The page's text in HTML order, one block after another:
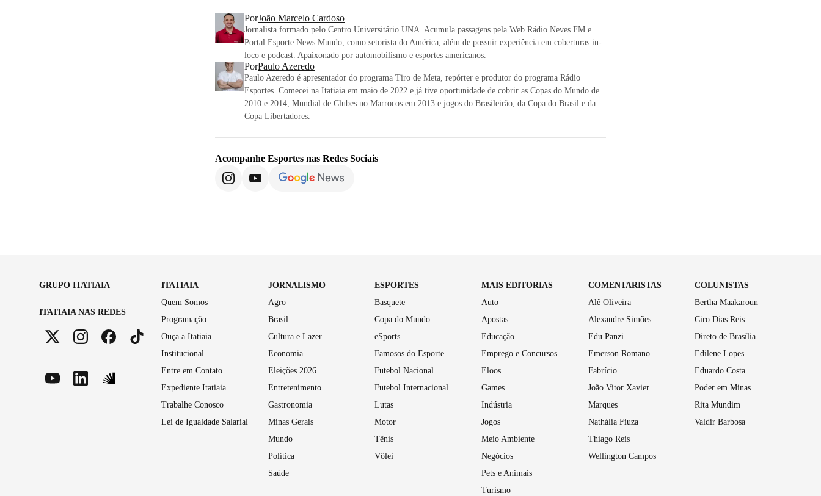
PorJoão Marcelo Cardoso
Jornalista formado pelo Centro Universitário UNA. Acumula passagens pela Web Rádio Neves FM e
Portal Esporte News Mundo, como setorista do América, além de possuir experiência em coberturas in-
loco e podcast. Apaixonado por automobilismo e esportes americanos.
PorPaulo Azeredo
Paulo Azeredo é apresentador do programa Tiro de Meta, repórter e produtor do programa Rádio
Esportes. Comecei na Itatiaia em maio de 2022 e já tive oportunidade de cobrir as Copas do Mundo de
2010 e 2014, Mundial de Clubes no Marrocos em 2013 e jogos do Brasileirão, da Copa do Brasil e da
Copa Libertadores.
Acompanhe Esportes nas Redes Sociais
GRUPO ITATIAIA
ITATIAIA NAS REDES
ITATIAIA
Quem Somos
Programação
Ouça a Itatiaia
Institucional
Entre em Contato
Expediente Itatiaia
Trabalhe Conosco
Lei de Igualdade Salarial
JORNALISMO
Agro
Brasil
Cultura e Lazer
Economia
Eleições 2026
Entretenimento
Gastronomia
Minas Gerais
Mundo
Política
Saúde
ESPORTES
Basquete
Copa do Mundo
eSports
Famosos do Esporte
Futebol Nacional
Futebol Internacional
Lutas
Motor
Tênis
Vôlei
MAIS EDITORIAS
Auto
Apostas
Educação
Emprego e Concursos
Eloos
Games
Indústria
Jogos
Meio Ambiente
Negócios
Pets e Animais
Turismo
COMENTARISTAS
Alê Oliveira
Alexandre Simões
Edu Panzi
Emerson Romano
Fabrício
João Vitor Xavier
Marques
Nathália Fiuza
Thiago Reis
Wellington Campos
COLUNISTAS
Bertha Maakaroun
Ciro Dias Reis
Direto de Brasília
Edilene Lopes
Eduardo Costa
Poder em Minas
Rita Mundim
Valdir Barbosa